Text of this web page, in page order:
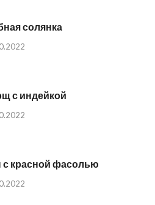
солянка
с индейкой
с красной фасолью